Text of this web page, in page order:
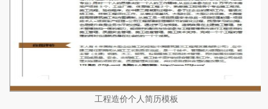
工程造价个人简历模板